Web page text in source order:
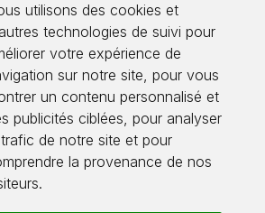
utilisons des cookies et
technologies de suivi pour
votre expérience de
sur notre site, pour vous
un contenu personnalisé et
publicités ciblées, pour analyser
de notre site et pour
la provenance de nos